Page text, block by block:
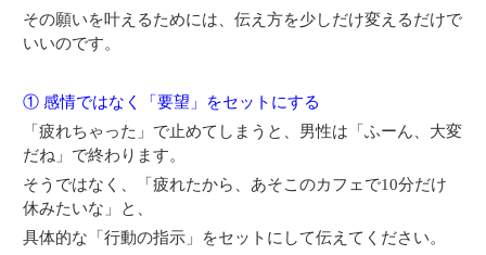
その願いを叶えるためには、伝え方を少しだけ変えるだけで
いいのです。
① 感情ではなく「要望」をセットにする
「疲れちゃった」で止めてしまうと、男性は「ふーん、大変
だね」で終わります。
そうではなく、「疲れたから、あそこのカフェで10分だけ
休みたいな」と、
具体的な「行動の指示」をセットにして伝えてください。